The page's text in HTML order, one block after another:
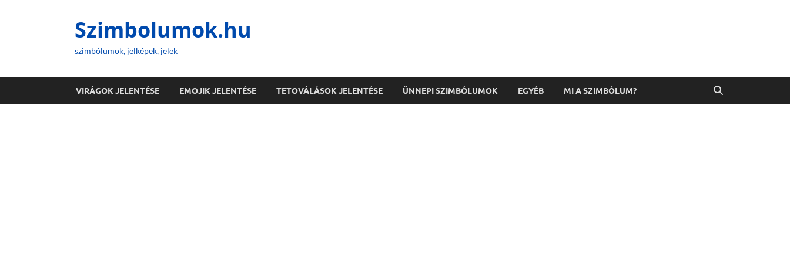
Szimbolumok.hu
szimbólumok, jelképek, jelek
VIRÁGOK JELENTÉSE EMOJIK JELENTÉSE TETOVÁLÁSOK JELENTÉSE ÜNNEPI SZIMBÓLUMOK EGYÉB MI A SZIMBÓLUM?